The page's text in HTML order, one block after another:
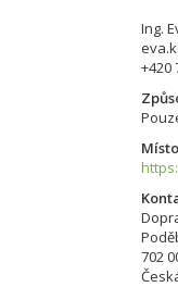
Ing.
+420
702